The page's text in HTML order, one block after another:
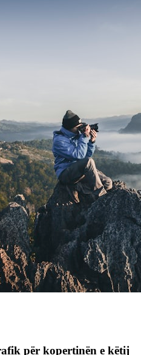
për kopertinën e këtij